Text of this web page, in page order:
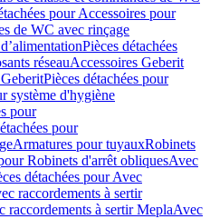
pour Accessoires pour
de WC avec rinçage
Pièces détachées
réseauAccessoires Geberit
Pièces détachées pour
système d'hygiène
pour
pour
Armatures pour tuyauxRobinets
Robinets d'arrêt obliquesAvec
détachées pour Avec
raccordements à sertir
raccordements à sertir MeplaAvec